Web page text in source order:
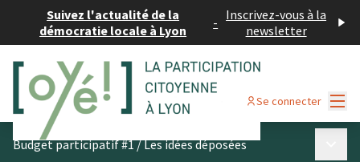
Suivez l'actualité de la
démocratie locale à Lyon
- Inscrivez-vous à la
newsletter
Se connecter
Budget participatif #1/Les idées déposées